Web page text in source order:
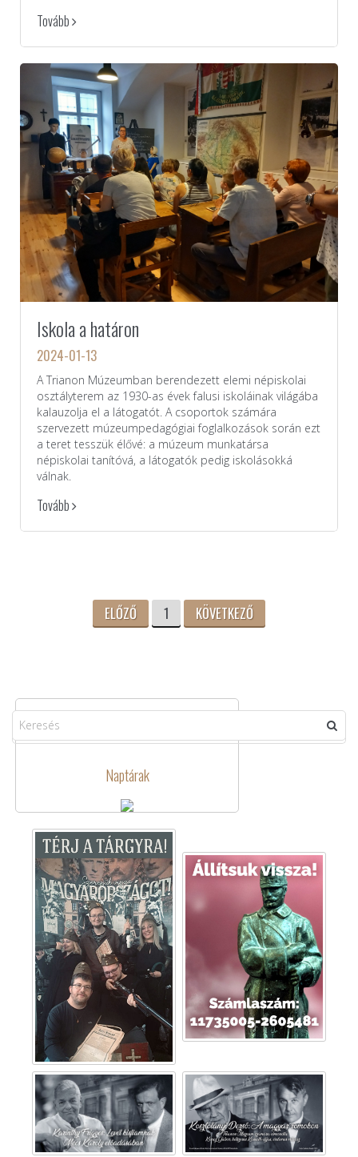
Tovább
Iskola a határon
2024-01-13
A Trianon Múzeumban berendezett elemi népiskolai
osztályterem az 1930-as évek falusi iskoláinak világába
kalauzolja el a látogatót. A csoportok számára
szervezett múzeumpedagógiai foglalkozá­sok során ezt
a teret tesszük élővé: a múzeum munkatársa
népiskolai tanítóvá, a látogatók pedig iskolásokká
válnak.
Tovább
ELŐZŐ 1 KÖVETKEZŐ
Naptárak